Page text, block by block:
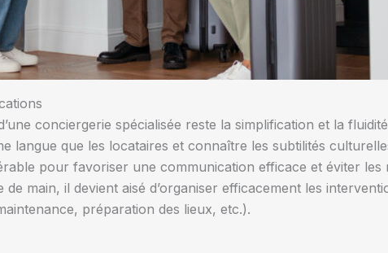
conciergerie spécialisée reste la simplification et la
langue que les locataires et connaître les subtilités
pour favoriser une communication efficace et éviter les
main, il devient aisé d’organiser efficacement les
préparation des lieux, etc.).